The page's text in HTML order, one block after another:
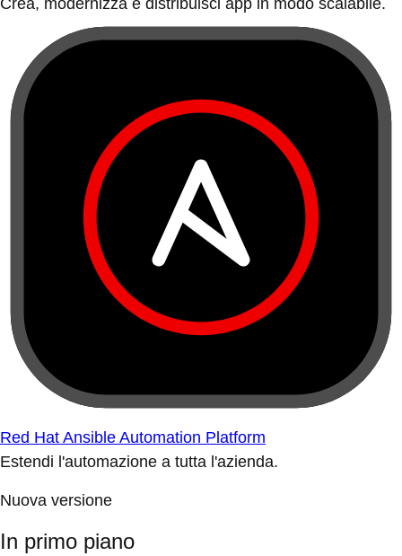
Crea, modernizza e distribuisci app in modo scalabile.
Red Hat Ansible Automation Platform
Estendi l'automazione a tutta l'azienda.
Nuova versione
In primo piano